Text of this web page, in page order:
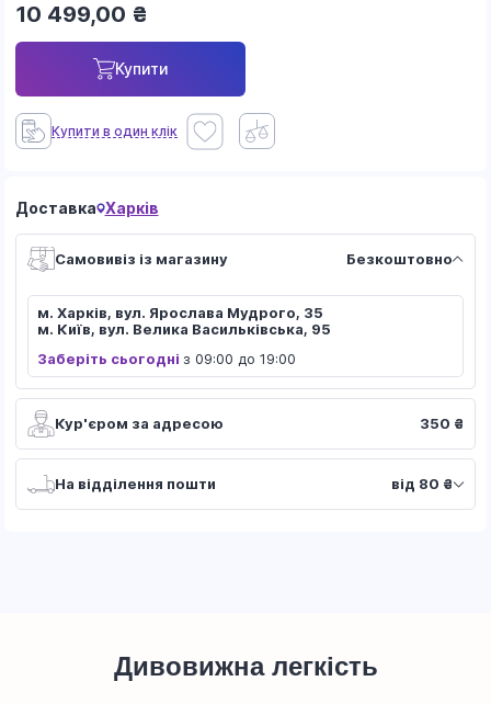
10 499,00 ₴
Купити
Купити в один клік
Доставка Харків
Самовивіз із магазину Безкоштовно
м. Харків, вул. Ярослава Мудрого, 35
м. Київ, вул. Велика Васильківська, 95
Заберіть сьогодні з 09:00 до 19:00
Кур'єром за адресою 350 ₴
На відділення пошти від 80 ₴
Дивовижна легкість